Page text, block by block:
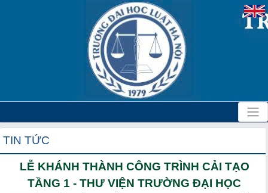
TIN TỨC
LỄ KHÁNH THÀNH CÔNG TRÌNH CẢI TẠO
TẦNG 1 - THƯ VIỆN TRƯỜNG ĐẠI HỌC